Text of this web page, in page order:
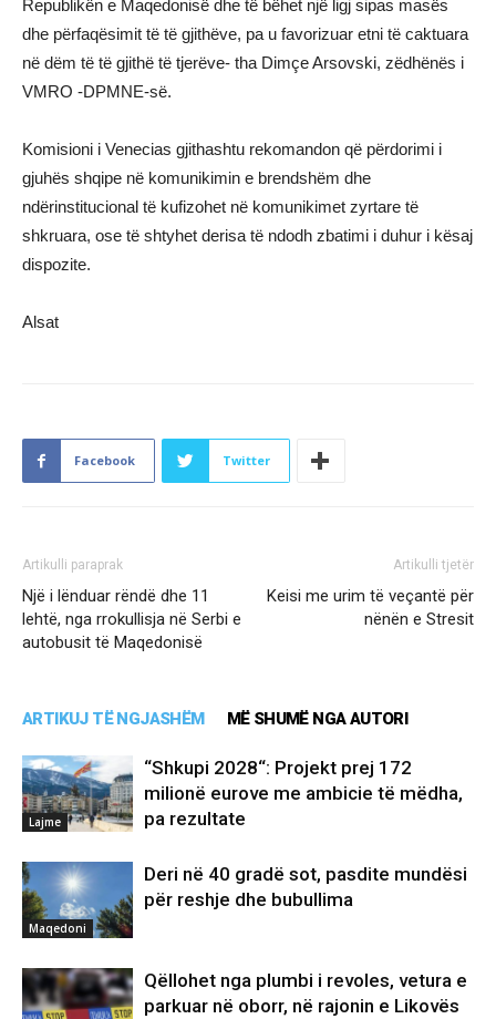
Republikën e Maqedonisë dhe të bëhet një ligj sipas masës
dhe përfaqësimit të të gjithëve, pa u favorizuar etni të caktuara
në dëm të të gjithë të tjerëve- tha Dimçe Arsovski, zëdhënës i
VMRO -DPMNE-së.
Komisioni i Venecias gjithashtu rekomandon që përdorimi i
gjuhës shqipe në komunikimin e brendshëm dhe
ndërinstitucional të kufizohet në komunikimet zyrtare të
shkruara, ose të shtyhet derisa të ndodh zbatimi i duhur i kësaj
dispozite.
Alsat
Facebook Twitter
Artikulli paraprak
Një i lënduar rëndë dhe 11
lehtë, nga rrokullisja në Serbi e
autobusit të Maqedonisë
Artikulli tjetër
Keisi me urim të veçantë për
nënën e Stresit
ARTIKUJ TË NGJASHËM MË SHUMË NGA AUTORI
Lajme
“Shkupi 2028“: Projekt prej 172
milionë eurove me ambicie të mëdha,
pa rezultate
Maqedoni
Deri në 40 gradë sot, pasdite mundësi
për reshje dhe bubullima
Qëllohet nga plumbi i revoles, vetura e
parkuar në oborr, në rajonin e Likovës